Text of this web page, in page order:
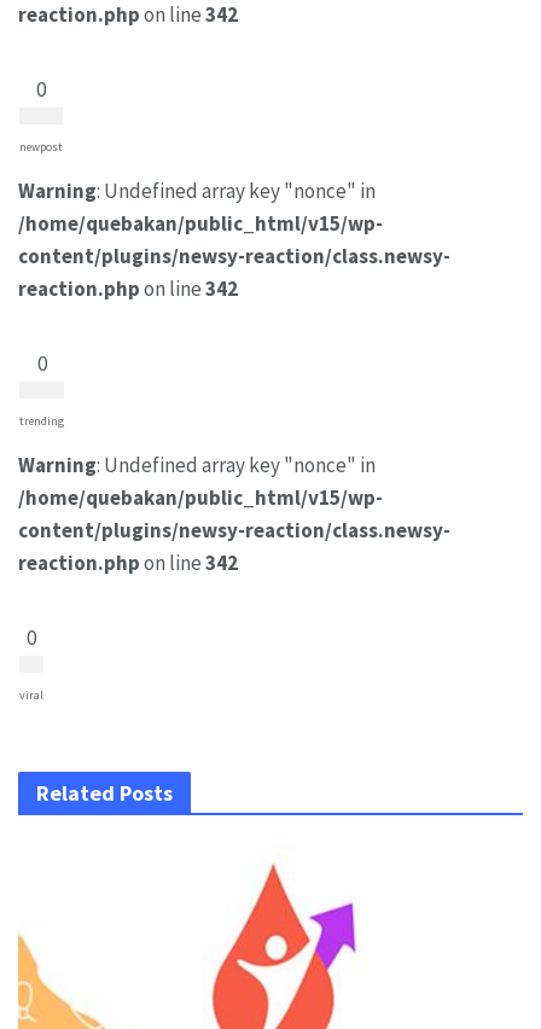
reaction.phpon line342
0
newpost
Warning: Undefined array key "nonce" in
/home/quebakan/public_html/v15/wp-
content/plugins/newsy-reaction/class.newsy-
reaction.phpon line342
0
trending
Warning: Undefined array key "nonce" in
/home/quebakan/public_html/v15/wp-
content/plugins/newsy-reaction/class.newsy-
reaction.phpon line342
0
viral
Related Posts